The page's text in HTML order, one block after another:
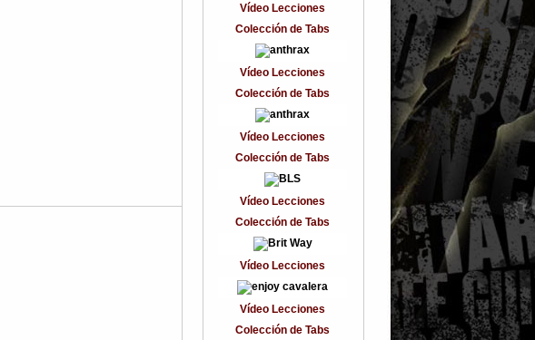
Vídeo Lecciones
Colección de Tabs
Vídeo Lecciones
Colección de Tabs
Vídeo Lecciones
Colección de Tabs
Vídeo Lecciones
Colección de Tabs
Vídeo Lecciones
Vídeo Lecciones
Colección de Tabs